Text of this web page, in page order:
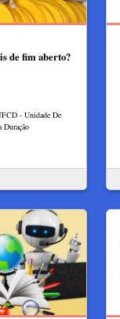
de fim aberto?
- Unidade De
Duração